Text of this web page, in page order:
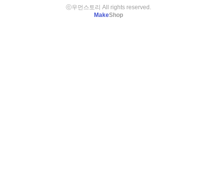
ⓒ우먼스토리 All rights reserved.
MakeShop